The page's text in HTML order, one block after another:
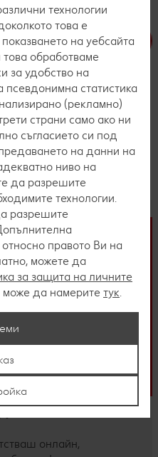
онлайн,
технологии
това е
на уебсайта
обработваме
за удобство на
псевдонимна статистика
(рекламно)
страни само ако ни
съгласието си под
на данни на
ниво на
да разрешите
технологии.
разрешите
правото Ви на
можете да
за защита на личните
да намерите тук.